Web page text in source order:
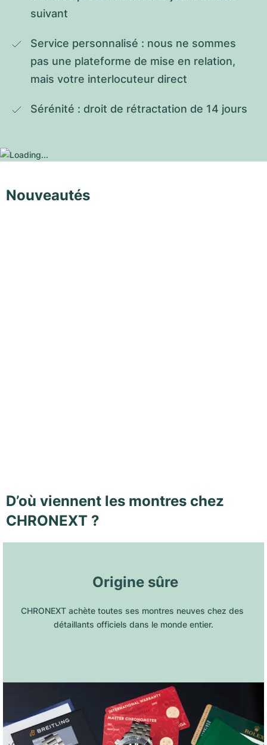
suivant
Service personnalisé : nous ne sommes
pas une plateforme de mise en relation,
mais votre interlocuteur direct
Sérénité : droit de rétractation de 14 jours
Nouveautés
D’où viennent les montres chez
CHRONEXT ?
Origine sûre
CHRONEXT achète toutes ses montres neuves chez des
détaillants officiels dans le monde entier.